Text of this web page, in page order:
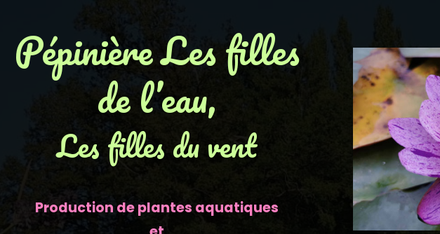
Pépinière Les filles
de l’eau,
Les filles du vent
Production de plantes aquatiques
Previous